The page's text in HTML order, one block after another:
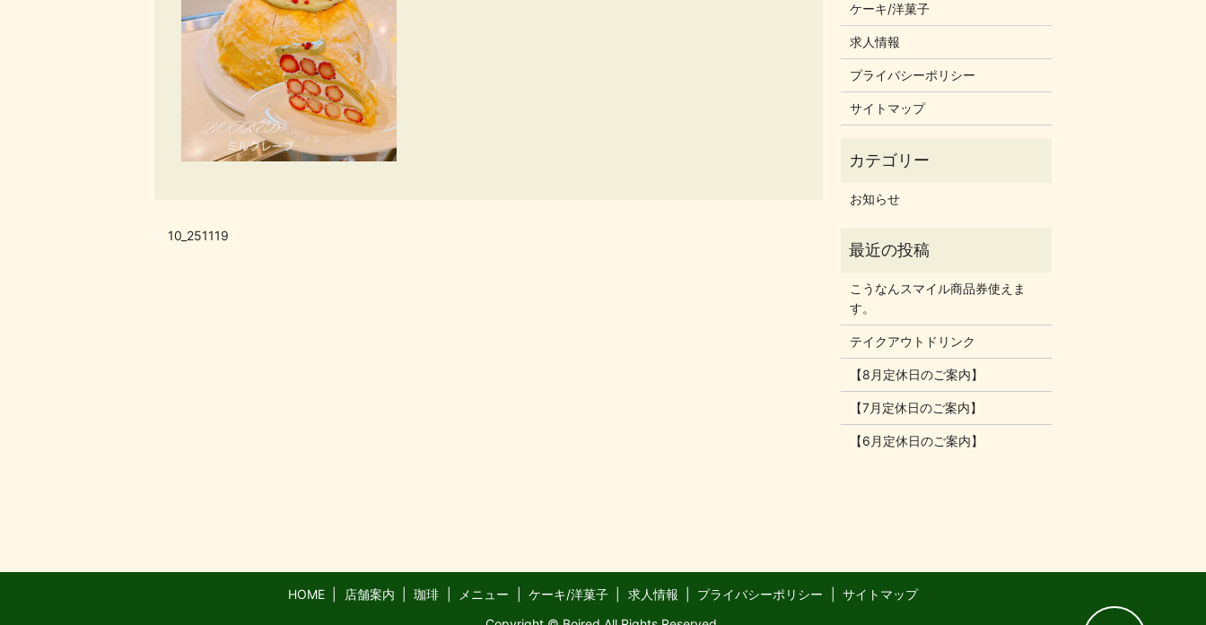
10_251119
ケーキ/洋菓子
求人情報
プライバシーポリシー
サイトマップ
お知らせ
こうなんスマイル商品券使えま
す。
テイクアウトドリンク
【8月定休日のご案内】
【7月定休日のご案内】
【6月定休日のご案内】
HOME 店舗案内 珈琲 メニュー ケーキ/洋菓子 求人情報 プライバシーポリシー
サイトマップ